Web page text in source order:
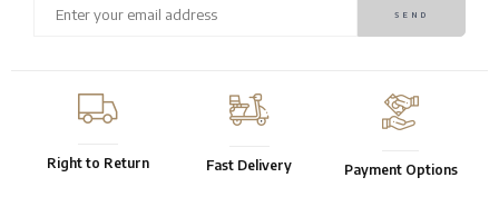
Right to Return Fast Delivery Payment Options